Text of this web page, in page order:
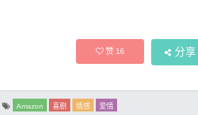
赞16 分享
Amazon 喜剧 情感 爱情